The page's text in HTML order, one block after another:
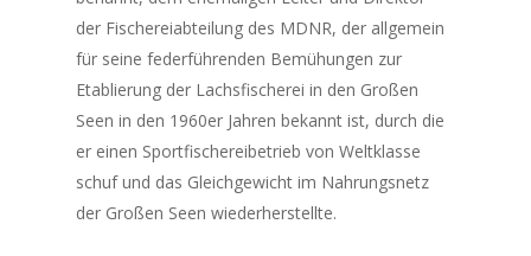
der Fischereiabteilung des MDNR, der allgemein
für seine federführenden Bemühungen zur
Etablierung der Lachsfischerei in den Großen
Seen in den 1960er Jahren bekannt ist, durch die
er einen Sportfischereibetrieb von Weltklasse
schuf und das Gleichgewicht im Nahrungsnetz
der Großen Seen wiederherstellte.